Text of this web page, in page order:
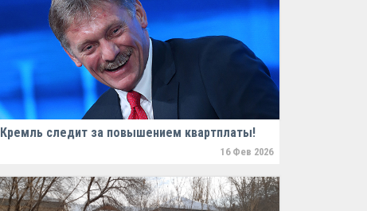
Кремль следит за повышением квартплаты!
16 Фев 2026